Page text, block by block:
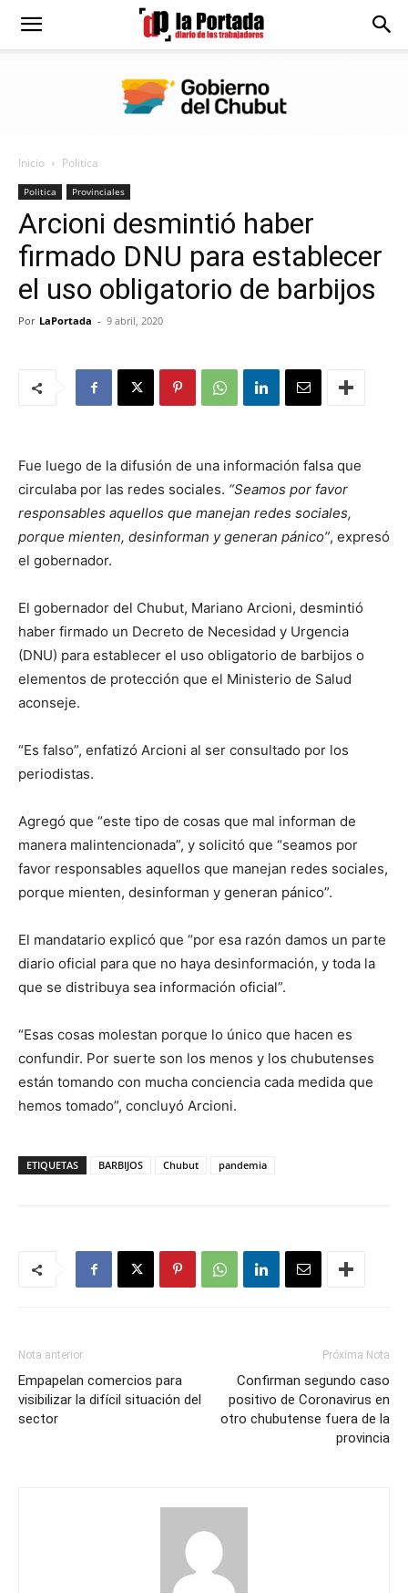
Diario
Portada
Inicio Politica
Politica Provinciales
Arcioni desmintió haber
firmado DNU para establecer
el uso obligatorio de barbijos
Por LaPortada - 9 abril, 2020
Fue luego de la difusión de una información falsa que
circulaba por las redes sociales. “Seamos por favor
responsables aquellos que manejan redes sociales,
porque mienten, desinforman y generan pánico”, expresó
el gobernador.
El gobernador del Chubut, Mariano Arcioni, desmintió
haber firmado un Decreto de Necesidad y Urgencia
(DNU) para establecer el uso obligatorio de barbijos o
elementos de protección que el Ministerio de Salud
aconseje.
“Es falso”, enfatizó Arcioni al ser consultado por los
periodistas.
Agregó que “este tipo de cosas que mal informan de
manera malintencionada”, y solicitó que “seamos por
favor responsables aquellos que manejan redes sociales,
porque mienten, desinforman y generan pánico”.
El mandatario explicó que “por esa razón damos un parte
diario oficial para que no haya desinformación, y toda la
que se distribuya sea información oficial”.
“Esas cosas molestan porque lo único que hacen es
confundir. Por suerte son los menos y los chubutenses
están tomando con mucha conciencia cada medida que
hemos tomado”, concluyó Arcioni.
ETIQUETAS BARBIJOS Chubut pandemia
Nota anterior
Empapelan comercios para
visibilizar la difícil situación del
sector
Próxima Nota
Confirman segundo caso
positivo de Coronavirus en
otro chubutense fuera de la
provincia